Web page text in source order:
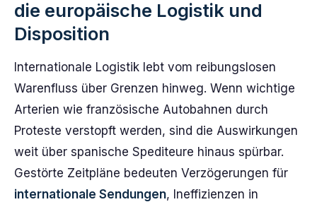
die europäische Logistik und
Disposition
Internationale Logistik lebt vom reibungslosen
Warenfluss über Grenzen hinweg. Wenn wichtige
Arterien wie französische Autobahnen durch
Proteste verstopft werden, sind die Auswirkungen
weit über spanische Spediteure hinaus spürbar.
Gestörte Zeitpläne bedeuten Verzögerungen für
internationale Sendungen, Ineffizienzen in